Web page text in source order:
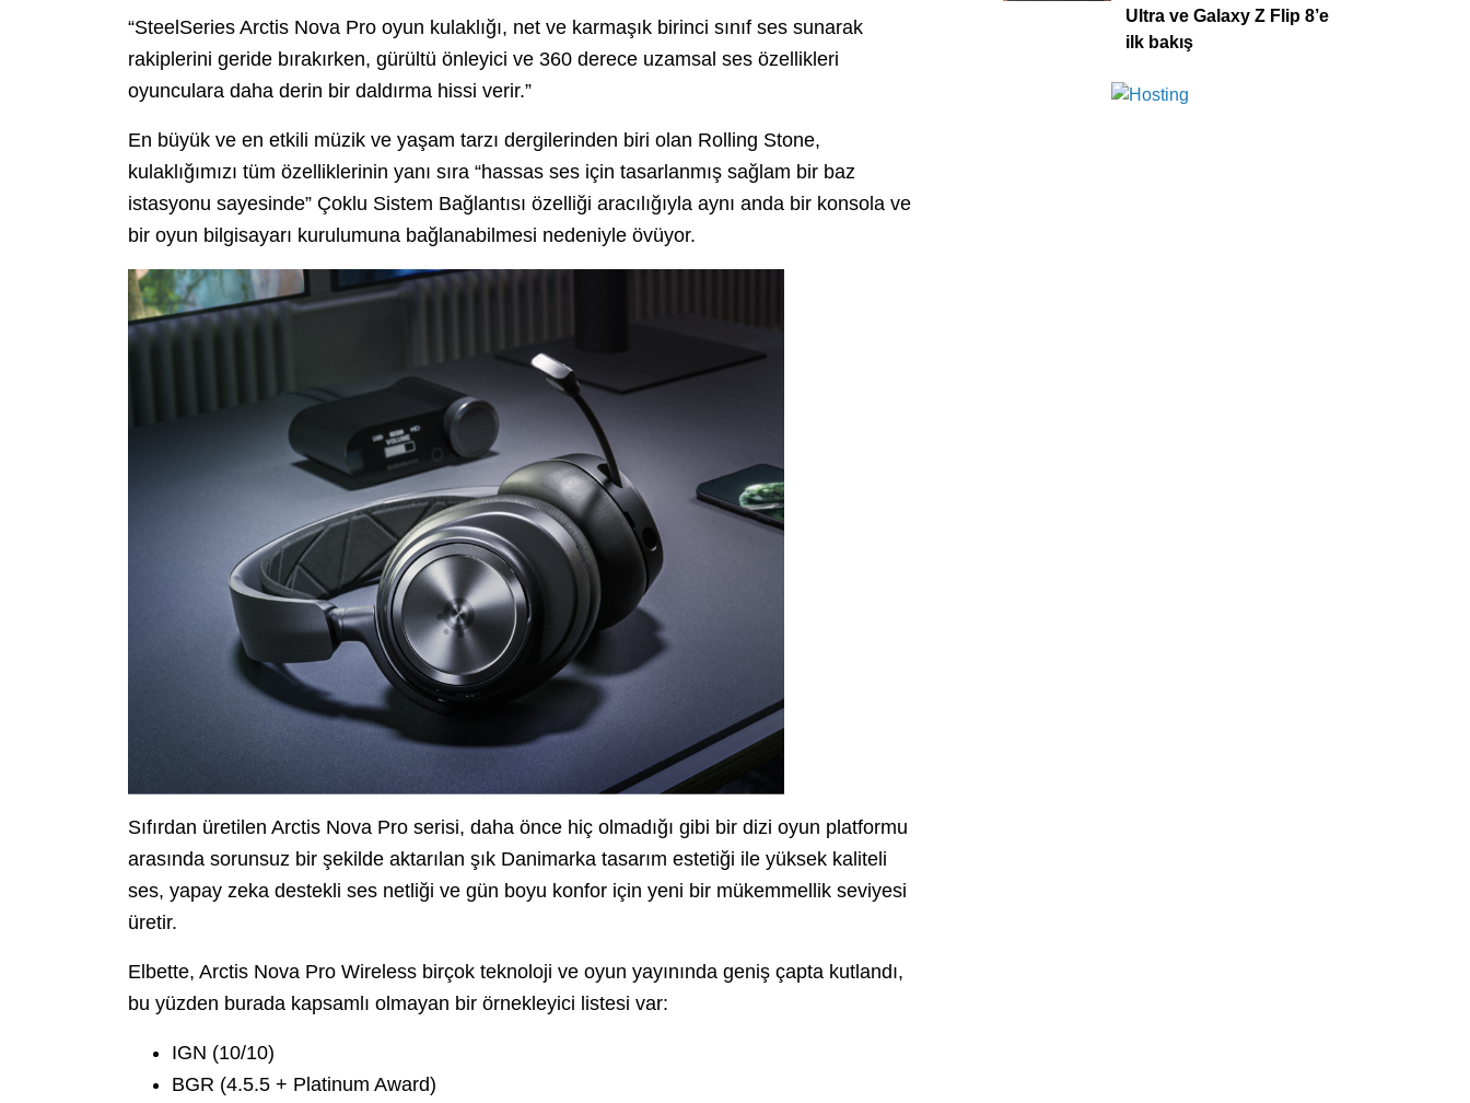
“SteelSeries Arctis Nova Pro oyun kulaklığı, net ve karmaşık birinci sınıf ses sunarak
rakiplerini geride bırakırken, gürültü önleyici ve 360 derece uzamsal ses özellikleri
oyunculara daha derin bir daldırma hissi verir.”
En büyük ve en etkili müzik ve yaşam tarzı dergilerinden biri olan Rolling Stone,
kulaklığımızı tüm özelliklerinin yanı sıra “hassas ses için tasarlanmış sağlam bir baz
istasyonu sayesinde” Çoklu Sistem Bağlantısı özelliği aracılığıyla aynı anda bir konsola ve
bir oyun bilgisayarı kurulumuna bağlanabilmesi nedeniyle övüyor.
Sıfırdan üretilen Arctis Nova Pro serisi, daha önce hiç olmadığı gibi bir dizi oyun platformu
arasında sorunsuz bir şekilde aktarılan şık Danimarka tasarım estetiği ile yüksek kaliteli
ses, yapay zeka destekli ses netliği ve gün boyu konfor için yeni bir mükemmellik seviyesi
üretir.
Elbette, Arctis Nova Pro Wireless birçok teknoloji ve oyun yayınında geniş çapta kutlandı,
bu yüzden burada kapsamlı olmayan bir örnekleyici listesi var:
IGN (10/10)
BGR (4.5.5 + Platinum Award)
Ultra ve Galaxy Z Flip 8’e
ilk bakış